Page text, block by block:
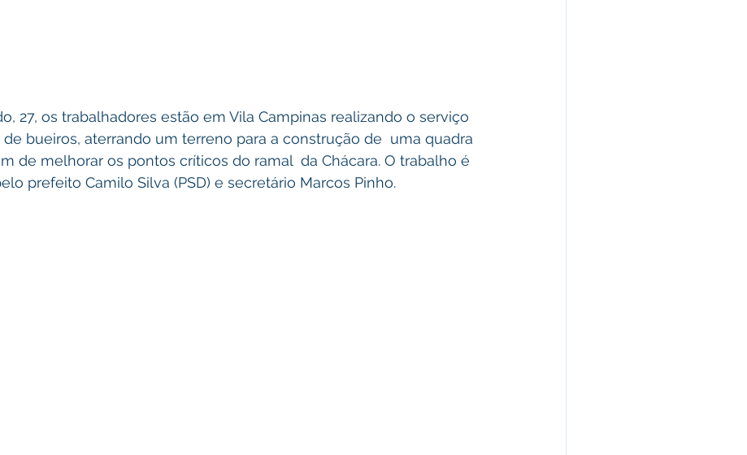
bueiros, aterrando um terreno para a construção de  uma quadra
de melhorar os pontos críticos do ramal  da Chácara. O trabalho é
prefeito Camilo Silva (PSD) e secretário Marcos Pinho.